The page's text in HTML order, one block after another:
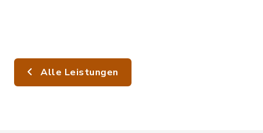
Alle Leistungen